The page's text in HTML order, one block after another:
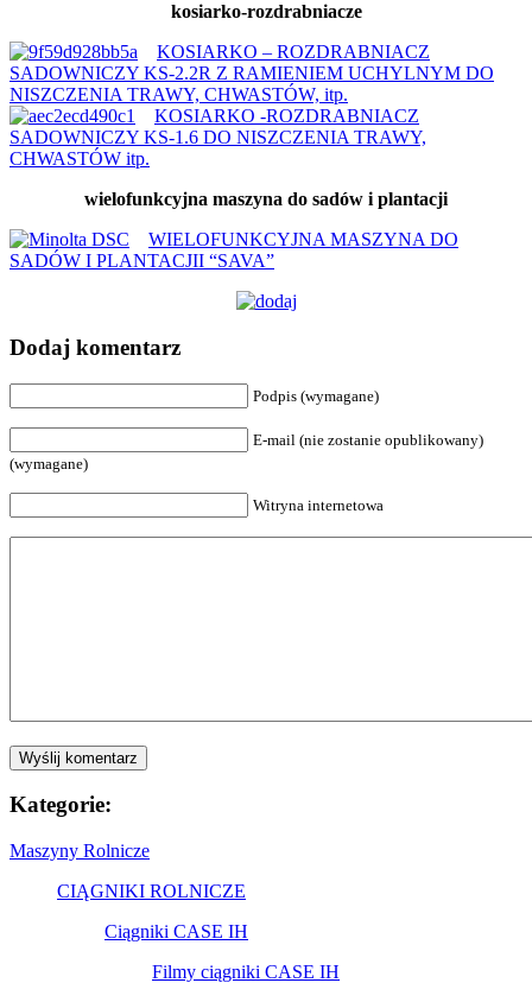
kosiarko-rozdrabniacze
KOSIARKO – ROZDRABNIACZ
SADOWNICZY KS-2.2R Z RAMIENIEM UCHYLNYM DO
NISZCZENIA TRAWY, CHWASTÓW, itp.
KOSIARKO -ROZDRABNIACZ
SADOWNICZY KS-1.6 DO NISZCZENIA TRAWY,
CHWASTÓW itp.
wielofunkcyjna maszyna do sadów i plantacji
WIELOFUNKCYJNA MASZYNA DO
SADÓW I PLANTACJII “SAVA”
Dodaj komentarz
Podpis (wymagane)
E-mail (nie zostanie opublikowany)
(wymagane)
Witryna internetowa
Kategorie:
Maszyny Rolnicze
CIĄGNIKI ROLNICZE
Ciągniki CASE IH
Filmy ciągniki CASE IH